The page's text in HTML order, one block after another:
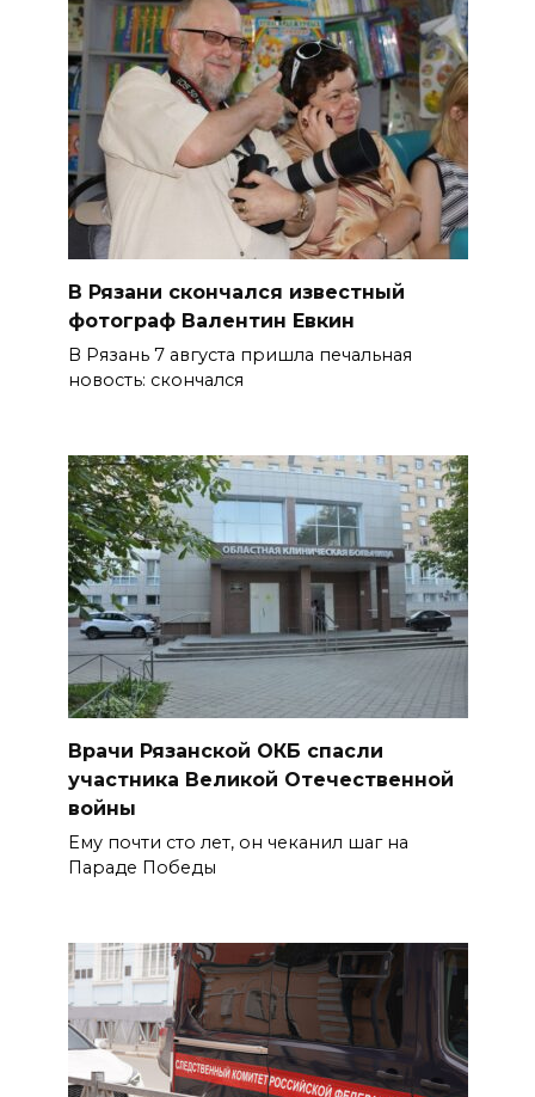
В Рязани скончался известный
фотограф Валентин Евкин
В Рязань 7 августа пришла печальная
новость: скончался
Врачи Рязанской ОКБ спасли
участника Великой Отечественной
войны
Ему почти сто лет, он чеканил шаг на
Параде Победы